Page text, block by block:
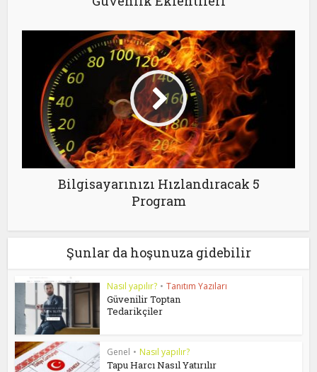
Bilgisayarınızı Hızlandıracak 5
Program
Şunlar da hoşunuza gidebilir
Nasıl yapılır? • Tanıtım Yazıları
Güvenilir Toptan
Tedarikçiler
Genel • Nasıl yapılır?
Tapu Harcı Nasıl Yatırılır